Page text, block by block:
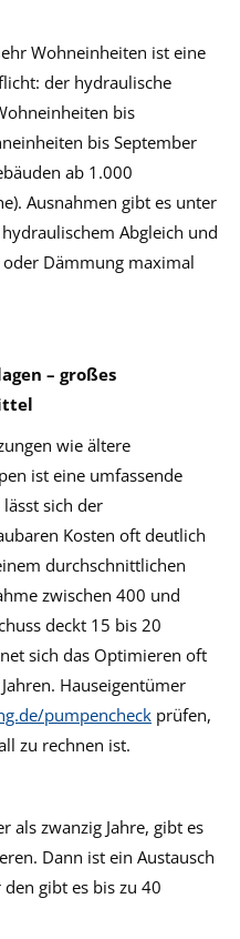
Wohneinheiten ist eine
der hydraulische
bis
bis September
ab 1.000
Ausnahmen gibt es unter
Abgleich und
Dämmung maximal
– großes
wie ältere
ist eine umfassende
sich der
Kosten oft deutlich
durchschnittlichen
zwischen 400 und
deckt 15 bis 20
sich das Optimieren oft
Hauseigentümer
pumpencheck prüfen,
zu rechnen ist.
als zwanzig Jahre, gibt es
Dann ist ein Austausch
gibt es bis zu 40